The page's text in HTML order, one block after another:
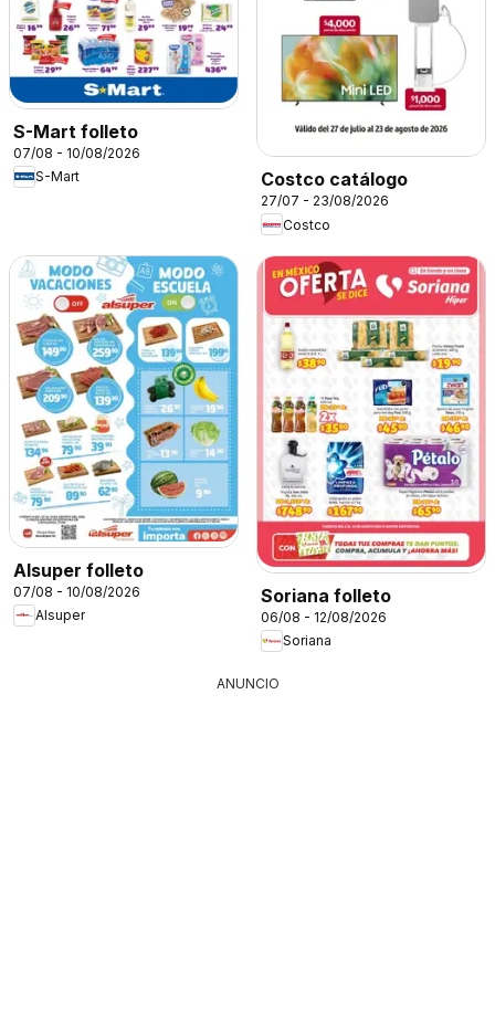
S-Mart folleto
07/08 - 10/08/2026
S-Mart
Costco catálogo
27/07 - 23/08/2026
Costco
Alsuper folleto
07/08 - 10/08/2026
Alsuper
Soriana folleto
06/08 - 12/08/2026
Soriana
ANUNCIO